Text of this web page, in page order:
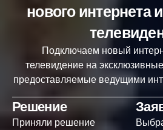
нового интернета
Подключаем новый
телевидение на
предоставляемые ведущими
Решение
Приняли решение